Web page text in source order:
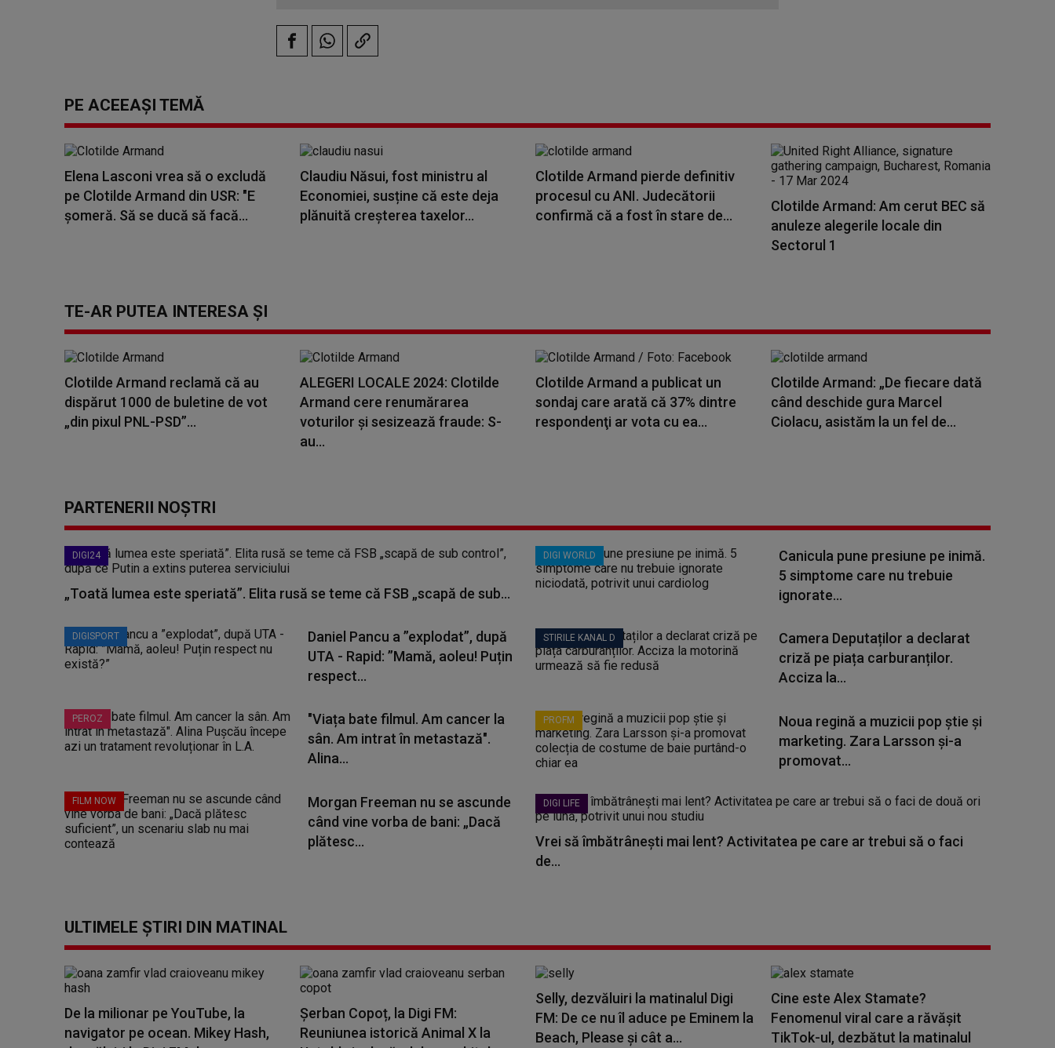
PE ACEEAȘI TEMĂ
Elena Lasconi vrea să o excludă
pe Clotilde Armand din USR: "E
șomeră. Să se ducă să facă...
Claudiu Năsui, fost ministru al
Economiei, susține că este deja
plănuită creșterea taxelor...
Clotilde Armand pierde definitiv
procesul cu ANI. Judecătorii
confirmă că a fost în stare de...
Clotilde Armand: Am cerut BEC să
anuleze alegerile locale din
Sectorul 1
TE-AR PUTEA INTERESA ȘI
Clotilde Armand reclamă că au
dispărut 1000 de buletine de vot
„din pixul PNL-PSD”...
ALEGERI LOCALE 2024: Clotilde
Armand cere renumărarea
voturilor și sesizează fraude: S-
au...
Clotilde Armand a publicat un
sondaj care arată că 37% dintre
respondenţi ar vota cu ea...
Clotilde Armand: „De fiecare dată
când deschide gura Marcel
Ciolacu, asistăm la un fel de...
PARTENERII NOȘTRI
DIGI24
„Toată lumea este speriată”. Elita rusă se teme că FSB „scapă de sub...
DIGISPORT
Daniel Pancu a ”explodat”, după
UTA - Rapid: ”Mamă, aoleu! Puțin
respect...
PEROZ
"Viața bate filmul. Am cancer la
sân. Am intrat în metastază".
Alina...
FILM NOW
Morgan Freeman nu se ascunde
când vine vorba de bani: „Dacă
plătesc...
DIGI WORLD
Canicula pune presiune pe inimă.
5 simptome care nu trebuie
ignorate...
STIRILE KANAL D
Camera Deputaților a declarat
criză pe piața carburanților.
Acciza la...
PROFM
Noua regină a muzicii pop știe și
marketing. Zara Larsson și-a
promovat...
DIGI LIFE
Vrei să îmbătrânești mai lent? Activitatea pe care ar trebui să o faci
de...
ULTIMELE ȘTIRI DIN MATINAL
De la milionar pe YouTube, la
navigator pe ocean. Mikey Hash,
Șerban Copoț, la Digi FM:
Reuniunea istorică Animal X la
Selly, dezvăluiri la matinalul Digi
FM: De ce nu îl aduce pe Eminem la
Beach, Please și cât a...
Cine este Alex Stamate?
Fenomenul viral care a răvășit
TikTok-ul, dezbătut la matinalul